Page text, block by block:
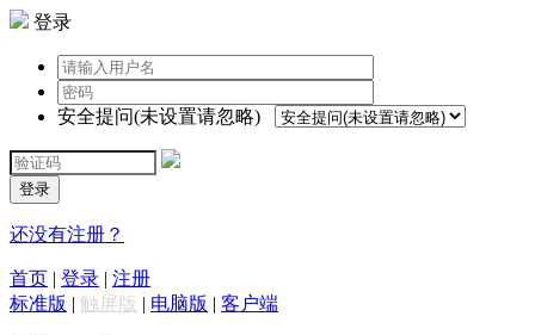
登录
安全提问(未设置请忽略)
登录
还没有注册？
首页 | 登录 | 注册
标准版 | 触屏版 | 电脑版 | 客户端